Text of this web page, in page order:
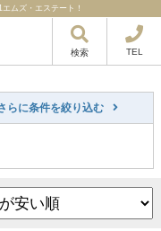
ムズ・エステート！
検索 TEL
らに条件を絞り込む